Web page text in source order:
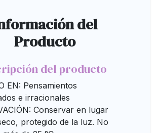
del
Producto
del producto
EN: Pensamientos
e irracionales
Conservar en lugar
protegido de la luz. No